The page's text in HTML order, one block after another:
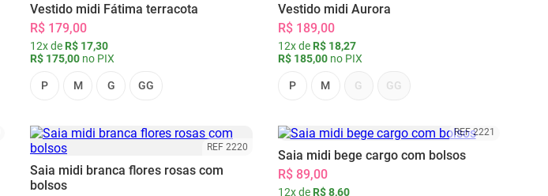
Vestido midi Fátima terracota
R$ 179,00
12x de R$ 17,30
R$ 175,00 no PIX
P M G GG
Vestido midi Aurora
R$ 189,00
12x de R$ 18,27
R$ 185,00no PIX
P M G GG
REF 2220
Saia midi branca flores rosas com
bolsos
REF 2221
Saia midi bege cargo com bolsos
R$ 89,00
12x de R$ 8,60